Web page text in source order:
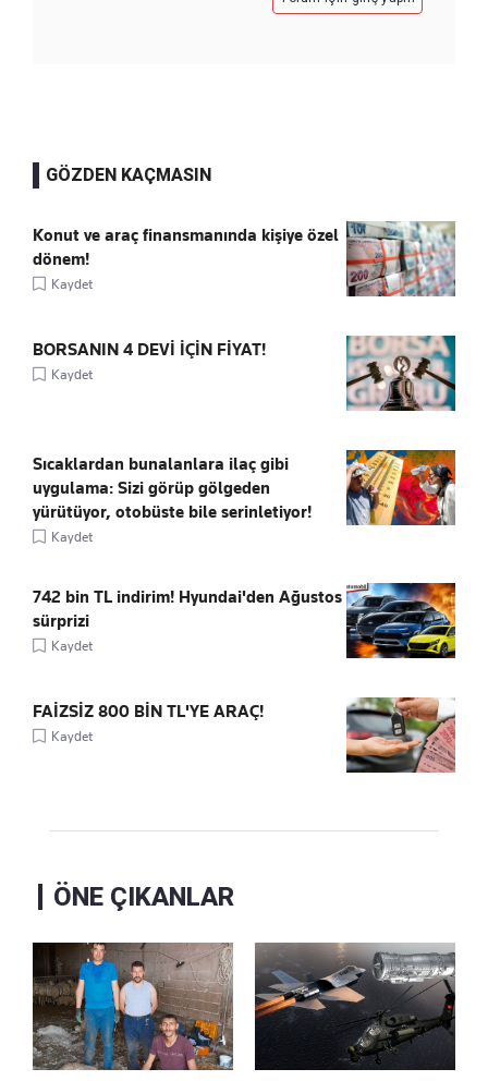
GÖZDEN KAÇMASIN
Konut ve araç finansmanında kişiye özel
dönem!
Kaydet
BORSANIN 4 DEVİ İÇİN FİYAT!
Kaydet
Sıcaklardan bunalanlara ilaç gibi
uygulama: Sizi görüp gölgeden
yürütüyor, otobüste bile serinletiyor!
Kaydet
742 bin TL indirim! Hyundai'den Ağustos
sürprizi
Kaydet
FAİZSİZ 800 BİN TL'YE ARAÇ!
Kaydet
ÖNE ÇIKANLAR